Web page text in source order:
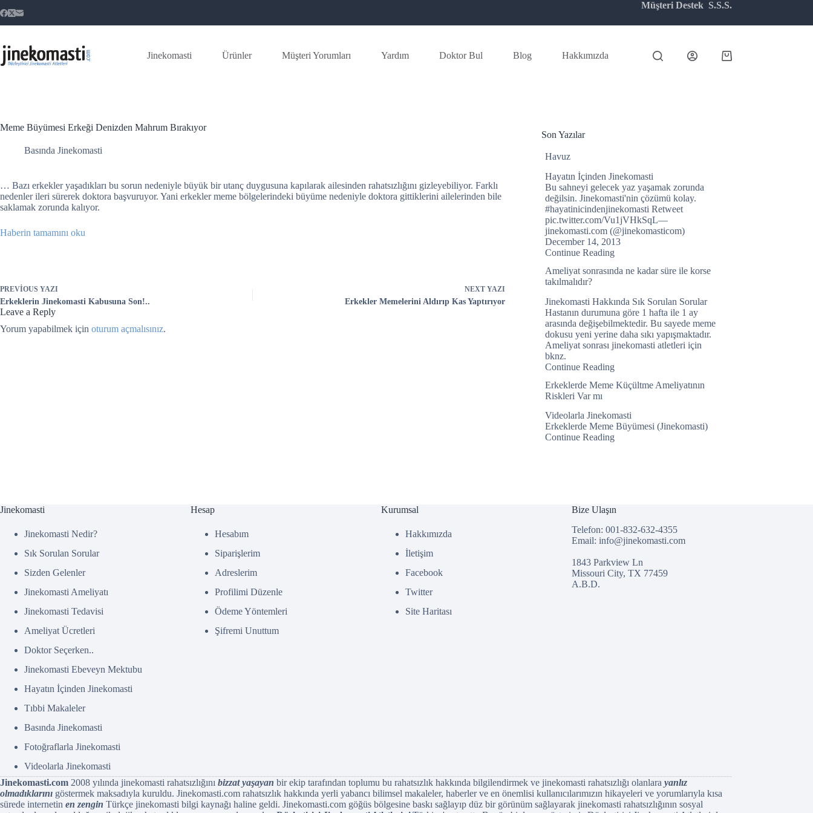
to
content
Müşteri Destek S.S.S.
Jinekomasti Ürünler Müşteri Yorumları Yardım Doktor Bul Blog Hakkımızda
Shopping
Meme Büyümesi Erkeği Denizden Mahrum Bırakıyor
Basında Jinekomasti
… Bazı erkekler yaşadıkları bu sorun nedeniyle büyük bir utanç duygusuna kapılarak ailesinden rahatsızlığını gizleyebiliyor. Farklı
nedenler ileri sürerek doktora başvuruyor. Yani erkekler meme bölgelerindeki büyüme nedeniyle doktora gittiklerini ailelerinden bile
saklamak zorunda kalıyor.
Haberin tamamını oku
PREVIOUS YAZI
Erkeklerin Jinekomasti Kabusuna Son!..
NEXT YAZI
Erkekler Memelerini Aldırıp Kas Yaptırıyor
Leave a Reply
Yorum yapabilmek için oturum açmalısınız.
Son Yazılar
Havuz
Hayatın İçinden Jinekomasti
Bu sahneyi gelecek yaz yaşamak zorunda
değilsin. Jinekomasti'nin çözümü kolay.
#hayatinicindenjinekomasti Retweet
pic.twitter.com/Vu1jVHkSqL—
jinekomasti.com (@jinekomasticom)
December 14, 2013
Continue Reading
Ameliyat sonrasında ne kadar süre ile korse
takılmalıdır?
Jinekomasti Hakkında Sık Sorulan Sorular
Hastanın durumuna göre 1 hafta ile 1 ay
arasında değişebilmektedir. Bu sayede meme
dokusu yeni yerine daha sıkı yapışmaktadır.
Ameliyat sonrası jinekomasti atletleri için
bknz.
Continue Reading
Erkeklerde Meme Küçültme Ameliyatının
Riskleri Var mı
Videolarla Jinekomasti
Erkeklerde Meme Büyümesi (Jinekomasti)
Continue Reading
Jinekomasti
Jinekomasti Nedir?
Sık Sorulan Sorular
Sizden Gelenler
Jinekomasti Ameliyatı
Jinekomasti Tedavisi
Ameliyat Ücretleri
Doktor Seçerken..
Jinekomasti Ebeveyn Mektubu
Hayatın İçinden Jinekomasti
Tıbbi Makaleler
Basında Jinekomasti
Fotoğraflarla Jinekomasti
Videolarla Jinekomasti
Hesap
Hesabım
Siparişlerim
Adreslerim
Profilimi Düzenle
Ödeme Yöntemleri
Şifremi Unuttum
Kurumsal
Hakkımızda
İletişim
Facebook
Twitter
Site Haritası
Bize Ulaşın
Telefon: 001-832-632-4355
Email: info@jinekomasti.com
1843 Parkview Ln
Missouri City, TX 77459
A.B.D.
Jinekomasti.com 2008 yılında jinekomasti rahatsızlığını bizzat yaşayan bir ekip tarafından toplumu bu rahatsızlık hakkında bilgilendirmek ve jinekomasti rahatsızlığı olanlara yanlız
olmadıklarını göstermek maksadıyla kuruldu. Jinekomasti.com rahatsızlık hakkında yerli yabancı bilimsel makaleler, haberler ve en önemlisi kullanıcılarımızın hikayeleri ve yorumlarıyla kısa
sürede internetin en zengin Türkçe jinekomasti bilgi kaynağı haline geldi. Jinekomasti.com göğüs bölgesine baskı sağlayıp düz bir görünüm sağlayarak jinekomasti rahatsızlığının sosyal